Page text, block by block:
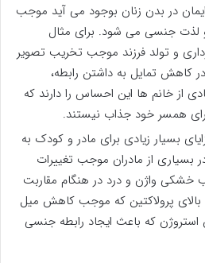
در بدن زنان بوجود می آید موجب
و لذت جنسی می شود. برای مثال
و تولد فرزند موجب تخریب تصویر
کاهش تمایل به داشتن رابطه،
از خانم ها این احساس را دارند که
همسر خود جذاب نیستند.
بسیار زیادی برای مادر و کودک به
بسیاری از مادران موجب تغییرات
واژن و درد در هنگام مقاربت
پرولاکتین که موجب کاهش میل
که باعث ایجاد رابطه جنسی